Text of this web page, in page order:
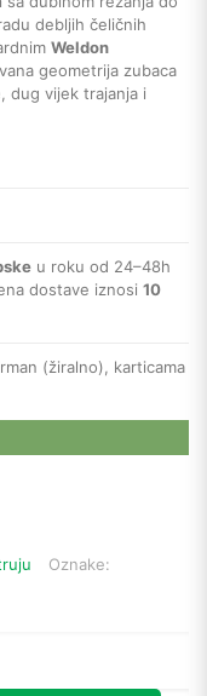
debljih čeličnih
Weldon
geometrija zubaca
dug vijek trajanja i
u roku od 24–48h
dostave iznosi 10
(žiralno), karticama
Oznake: